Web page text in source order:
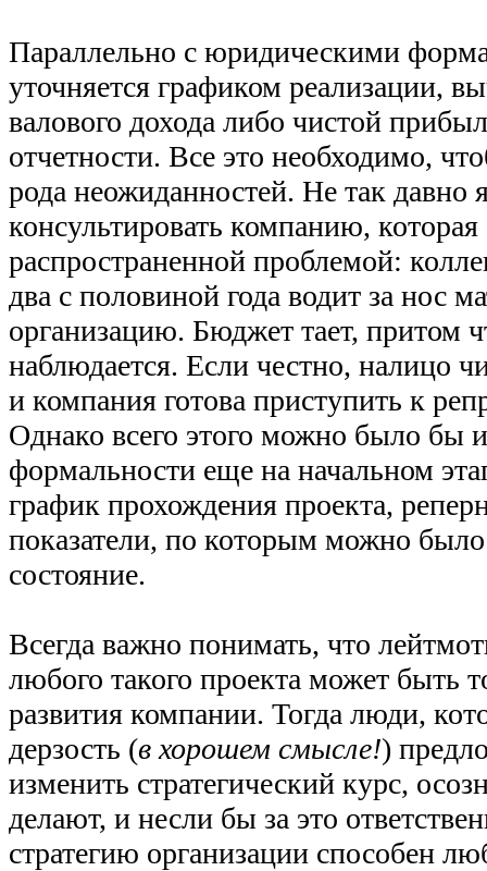
Параллельно с юридическими
уточняется графиком реализации,
валового дохода либо чистой
отчетности. Все это необходимо,
рода неожиданностей. Не так давно
консультировать компанию, которая
распространенной проблемой:
два с половиной года водит за нос
организацию. Бюджет тает, притом
наблюдается. Если честно, налицо
и компания готова приступить к
Однако всего этого можно было бы
формальности еще на начальном
график прохождения проекта,
показатели, по которым можно
состояние.
Всегда важно понимать, что
любого такого проекта может быть
развития компании. Тогда люди,
дерзость (в хорошем смысле!)
изменить стратегический курс,
делают, и несли бы за это
стратегию организации способен